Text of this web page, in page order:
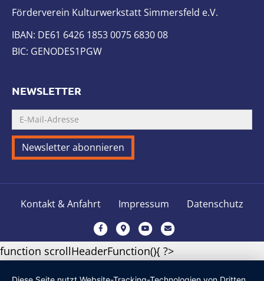
Förderverein Kulturwerkstatt Simmersfeld e.V.
IBAN: DE61 6426 1853 0075 6830 08
BIC: GENODES1PGW
NEWSLETTER
Kontakt & Anfahrt Impressum Datenschutz
F
a
c
G
o
o
Y
o
u
E
m
a
function scrollHeaderFunction(){ ?>